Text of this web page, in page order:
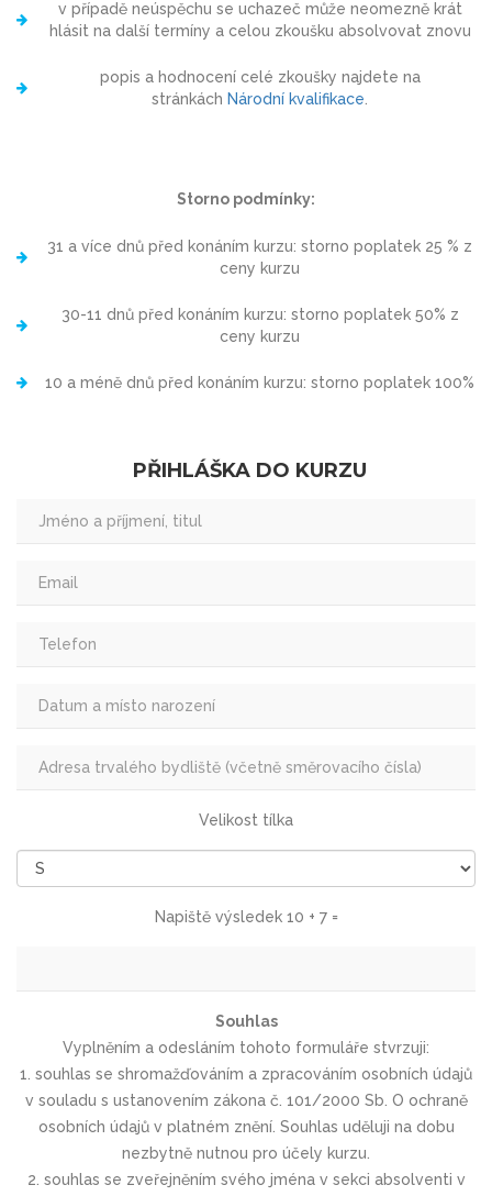
v případě neúspěchu se uchazeč může neomezně krát
hlásit na další termíny a celou zkoušku absolvovat znovu
popis a hodnocení celé zkoušky najdete na
stránkách Národní kvalifikace
Storno podmínky:
31 a více dnů před konáním kurzu: storno poplatek 25 % z
ceny kurzu
30-11 dnů před konáním kurzu: storno poplatek 50% z
ceny kurzu
10 a méně dnů před konáním kurzu: storno poplatek 100%
PŘIHLÁŠKA DO KURZU
Velikost tílka
Napiště výsledek 10 + 7 =
Souhlas
Vyplněním a odesláním tohoto formuláře stvrzuji:
1. souhlas se shromažďováním a zpracováním osobních údajů
v souladu s ustanovením zákona č. 101/2000 Sb. O ochraně
osobních údajů v platném znění. Souhlas uděluji na dobu
nezbytně nutnou pro účely kurzu.
2. souhlas se zveřejněním svého jména v sekci absolventi v